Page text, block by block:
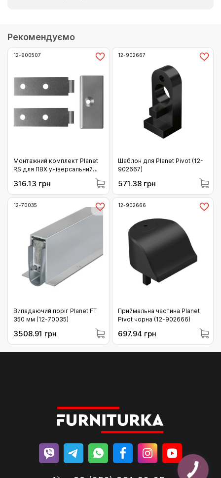
Рекомендуємо
12-900507
Монтажний комплект Planet
RS для ПВХ універсальний
316.13 грн
12-902667
Шаблон для Planet Pivot (12-
902667)
571.38 грн
12-70035
Випадаючий поріг Planet FT
350 мм (12-70035)
3508.91 грн
12-902666
Приймальна частина Planet
Pivot чорна (12-902666)
697.94 грн